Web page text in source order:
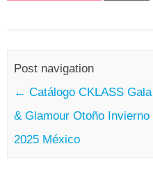
Post navigation
← Catálogo CKLASS Gala
& Glamour Otoño Invierno
2025 México